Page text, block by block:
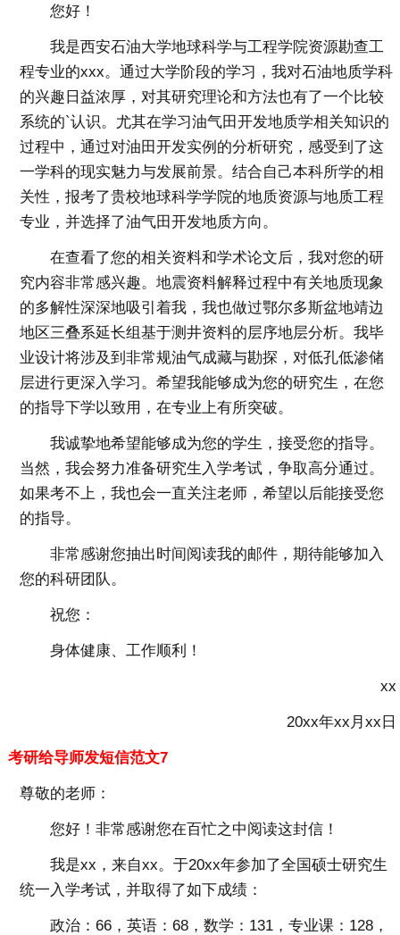
您好！
我是西安石油大学地球科学与工程学院资源勘查工
程专业的xxx。通过大学阶段的学习，我对石油地质学科
的兴趣日益浓厚，对其研究理论和方法也有了一个比较
系统的`认识。尤其在学习油气田开发地质学相关知识的
过程中，通过对油田开发实例的分析研究，感受到了这
一学科的现实魅力与发展前景。结合自己本科所学的相
关性，报考了贵校地球科学学院的地质资源与地质工程
专业，并选择了油气田开发地质方向。
在查看了您的相关资料和学术论文后，我对您的研
究内容非常感兴趣。地震资料解释过程中有关地质现象
的多解性深深地吸引着我，我也做过鄂尔多斯盆地靖边
地区三叠系延长组基于测井资料的层序地层分析。我毕
业设计将涉及到非常规油气成藏与勘探，对低孔低渗储
层进行更深入学习。希望我能够成为您的研究生，在您
的指导下学以致用，在专业上有所突破。
我诚挚地希望能够成为您的学生，接受您的指导。
当然，我会努力准备研究生入学考试，争取高分通过。
如果考不上，我也会一直关注老师，希望以后能接受您
的指导。
非常感谢您抽出时间阅读我的邮件，期待能够加入
您的科研团队。
祝您：
身体健康、工作顺利！
xx
20xx年xx月xx日
考研给导师发短信范文7
尊敬的老师：
您好！非常感谢您在百忙之中阅读这封信！
我是xx，来自xx。于20xx年参加了全国硕士研究生
统一入学考试，并取得了如下成绩：
政治：66，英语：68，数学：131，专业课：128，